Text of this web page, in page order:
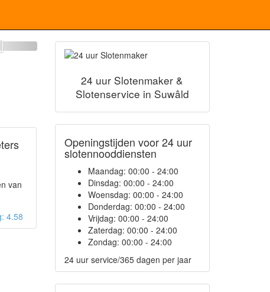
van
4.58
24 uur Slotenmaker &
Slotenservice in Suwâld
Openingstijden voor 24 uur
slotennooddiensten
Maandag: 00:00 - 24:00
Dinsdag: 00:00 - 24:00
Woensdag: 00:00 - 24:00
Donderdag: 00:00 - 24:00
Vrijdag: 00:00 - 24:00
Zaterdag: 00:00 - 24:00
Zondag: 00:00 - 24:00
24 uur service/365 dagen per jaar